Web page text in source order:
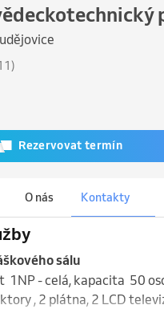
Rezervovat termín
O nás Kontakty
sálu
1NP - celá, kapacita  50
, 2 plátna, 2 LCD